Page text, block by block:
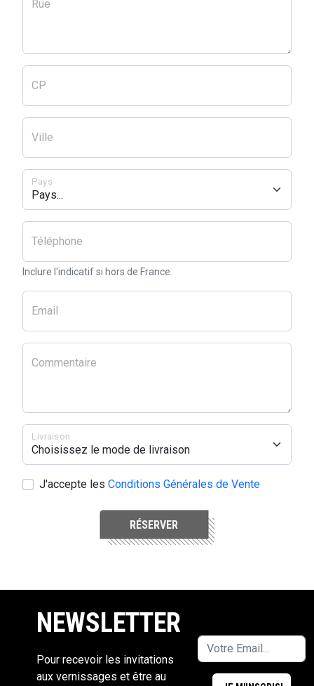
Rue
CP
Ville
Pays
Téléphone
Inclure l'indicatif si hors de France.
Email
Commentaire
Livraison
J'accepte les Conditions Générales de Vente
RÉSERVER
NEWSLETTER
Pour recevoir les invitations
aux vernissages et être au